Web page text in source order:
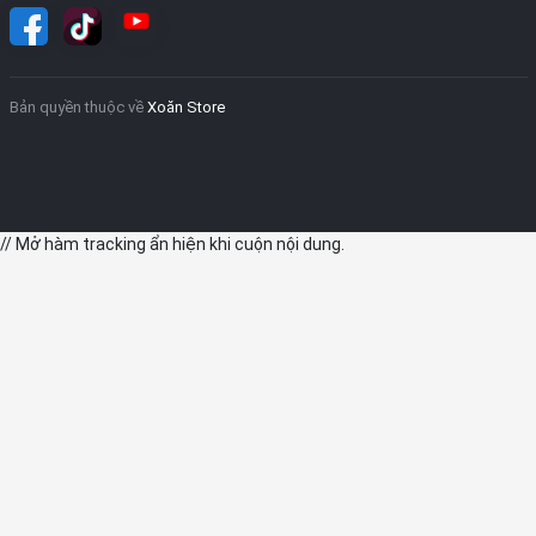
dụng dịch vụ tại đây.
Bản quyền thuộc về Xoăn Store
// Mở hàm tracking ẩn hiện khi cuộn nội dung.